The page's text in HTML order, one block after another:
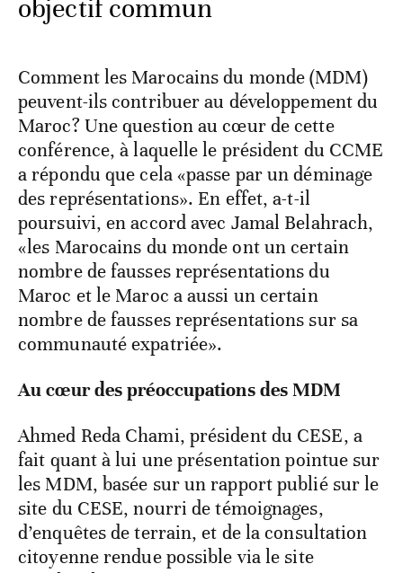
objectif commun
Comment les Marocains du monde (MDM)
peuvent-ils contribuer au développement du
Maroc? Une question au cœur de cette
conférence, à laquelle le président du CCME
a répondu que cela «passe par un déminage
des représentations». En effet, a-t-il
poursuivi, en accord avec Jamal Belahrach,
«les Marocains du monde ont un certain
nombre de fausses représentations du
Maroc et le Maroc a aussi un certain
nombre de fausses représentations sur sa
communauté expatriée».
Au cœur des préoccupations des MDM
Ahmed Reda Chami, président du CESE, a
fait quant à lui une présentation pointue sur
les MDM, basée sur un rapport publié sur le
site du CESE, nourri de témoignages,
d’enquêtes de terrain, et de la consultation
citoyenne rendue possible via le site